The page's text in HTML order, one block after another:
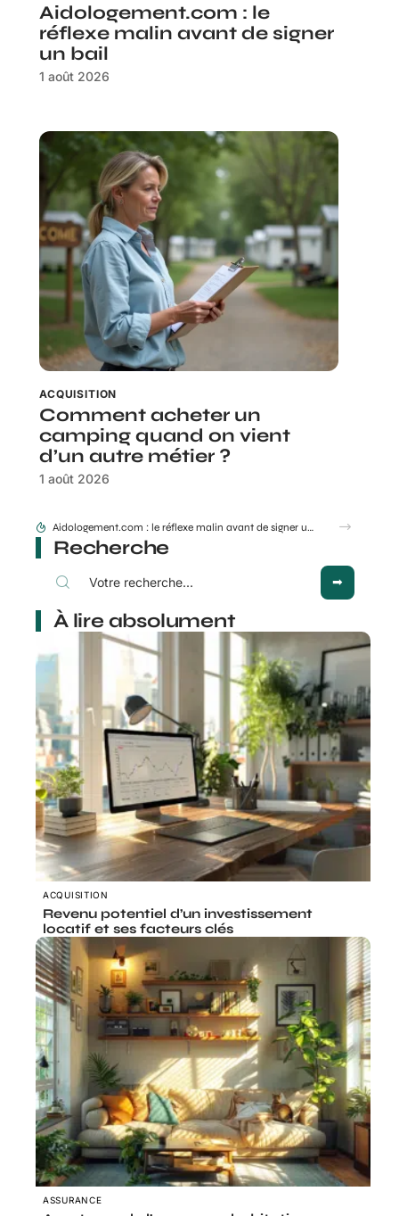
Aidologement.com : le
réflexe malin avant de signer
un bail
1 août 2026
ACQUISITION
Comment acheter un
camping quand on vient
d’un autre métier ?
1 août 2026
Aidologement.com : le réflexe malin avant de signer un bail
Recherche
À lire absolument
ACQUISITION
Revenu potentiel d’un investissement
locatif et ses facteurs clés
ASSURANCE